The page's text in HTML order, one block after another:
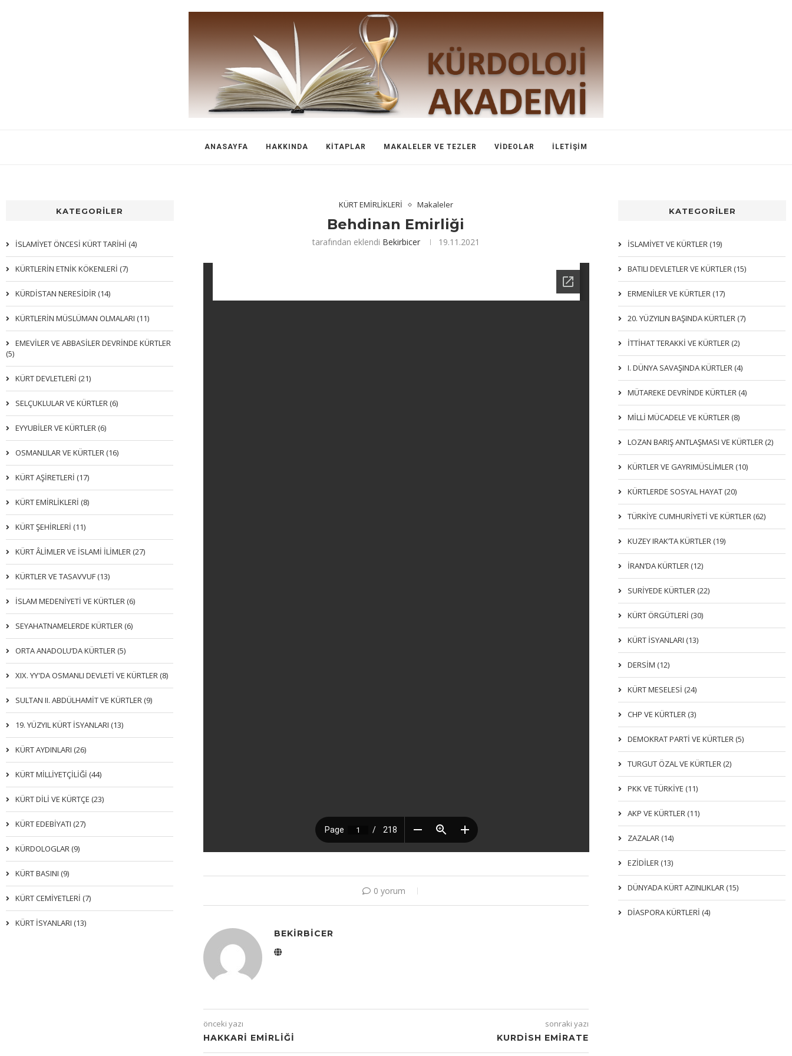
ANASAYFA HAKKINDA KITAPLAR MAKALELER VE TEZLER VIDEOLAR İLETIŞIM
KÜRT EMİRLİKLERİ Makaleler
Behdinan Emirliği
tarafından eklendi Bekirbicer 19.11.2021
0 yorum
BEKIRBICER
önceki yazı
HAKKARI EMIRLIĞI
sonraki yazı
KURDISH EMIRATE
KATEGORİLER
İSLAMIYET VE KÜRTLER (19)
BATILI DEVLETLER VE KÜRTLER (15)
ERMENİLER VE KÜRTLER (17)
20. YÜZYILIN BAŞINDA KÜRTLER (7)
İTTIHAT TERAKKI VE KÜRTLER (2)
I. DÜNYA SAVAŞINDA KÜRTLER (4)
MÜTAREKE DEVRİNDE KÜRTLER (4)
MİLLİ MÜCADELE VE KÜRTLER (8)
LOZAN BARIŞ ANTLAŞMASI VE KÜRTLER (2)
KÜRTLER VE GAYRIMÜSLIMLER (10)
KÜRTLERDE SOSYAL HAYAT (20)
TÜRKİYE CUMHURİYETİ VE KÜRTLER (62)
KUZEY IRAK’TA KÜRTLER (19)
İRAN’DA KÜRTLER (12)
SURİYEDE KÜRTLER (22)
KÜRT ÖRGÜTLERİ (30)
KÜRT İSYANLARI (13)
DERSIM (12)
KÜRT MESELESİ (24)
CHP VE KÜRTLER (3)
DEMOKRAT PARTI VE KÜRTLER (5)
TURGUT ÖZAL VE KÜRTLER (2)
PKK VE TÜRKIYE (11)
AKP VE KÜRTLER (11)
ZAZALAR (14)
EZIDILER (13)
DÜNYADA KÜRT AZINLIKLAR (15)
DİASPORA KÜRTLERİ (4)
KATEGORİLER
İSLAMİYET ÖNCESİ KÜRT TARİHİ (4)
KÜRTLERIN ETNIK KÖKENLERI (7)
KÜRDİSTAN NERESİDİR (14)
KÜRTLERİN MÜSLÜMAN OLMALARI (11)
EMEVİLER VE ABBASİLER DEVRİNDE KÜRTLER
(5)
KÜRT DEVLETLERİ (21)
SELÇUKLULAR VE KÜRTLER (6)
EYYUBİLER VE KÜRTLER (6)
OSMANLILAR VE KÜRTLER (16)
KÜRT AŞİRETLERİ (17)
KÜRT EMİRLİKLERİ (8)
KÜRT ŞEHİRLERİ (11)
KÜRT ÂLİMLER VE İSLAMİ İLİMLER (27)
KÜRTLER VE TASAVVUF (13)
İSLAM MEDENİYETİ VE KÜRTLER (6)
SEYAHATNAMELERDE KÜRTLER (6)
ORTA ANADOLU’DA KÜRTLER (5)
XIX. YY'DA OSMANLI DEVLETI VE KÜRTLER (8)
SULTAN II. ABDÜLHAMİT VE KÜRTLER (9)
19. YÜZYIL KÜRT İSYANLARI (13)
KÜRT AYDINLARI (26)
KÜRT MİLLİYETÇİLİĞİ (44)
KÜRT DİLİ VE KÜRTÇE (23)
KÜRT EDEBİYATI (27)
KÜRDOLOGLAR (9)
KÜRT BASINI (9)
KÜRT CEMİYETLERİ (7)
KÜRT İSYANLARI (13)